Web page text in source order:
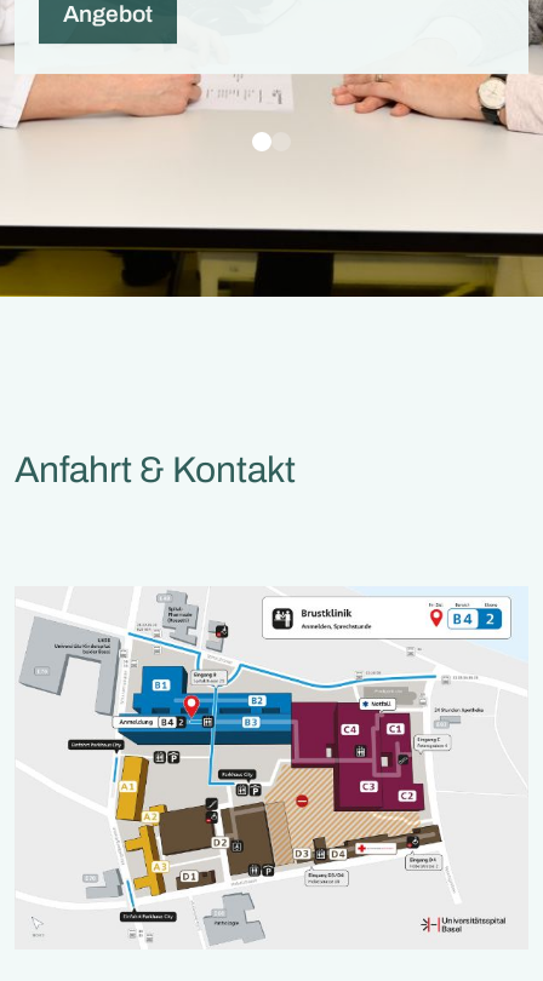
Angebot
Anfahrt & Kontakt